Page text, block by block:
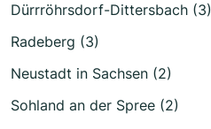
Dürrröhrsdorf-Dittersbach (3)
Radeberg (3)
Neustadt in Sachsen (2)
Sohland an der Spree (2)